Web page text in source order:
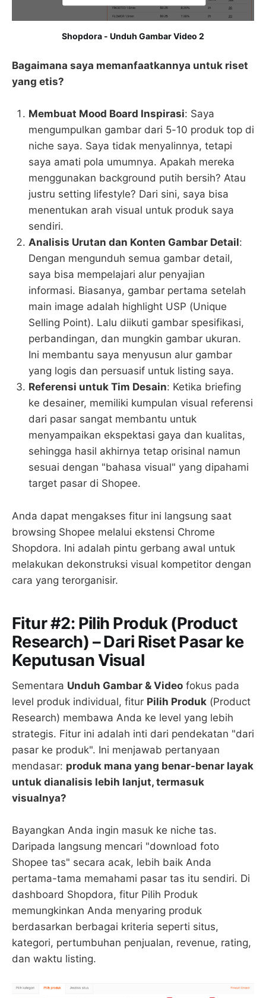
Shopdora - Unduh Gambar Video 2
Bagaimana saya memanfaatkannya untuk riset
yang etis?
Membuat Mood Board Inspirasi: Saya
mengumpulkan gambar dari 5-10 produk top di
niche saya. Saya tidak menyalinnya, tetapi
saya amati pola umumnya. Apakah mereka
menggunakan background putih bersih? Atau
justru setting lifestyle? Dari sini, saya bisa
menentukan arah visual untuk produk saya
sendiri.
Analisis Urutan dan Konten Gambar Detail:
Dengan mengunduh semua gambar detail,
saya bisa mempelajari alur penyajian
informasi. Biasanya, gambar pertama setelah
main image adalah highlight USP (Unique
Selling Point). Lalu diikuti gambar spesifikasi,
perbandingan, dan mungkin gambar ukuran.
Ini membantu saya menyusun alur gambar
yang logis dan persuasif untuk listing saya.
Referensi untuk Tim Desain: Ketika briefing
ke desainer, memiliki kumpulan visual referensi
dari pasar sangat membantu untuk
menyampaikan ekspektasi gaya dan kualitas,
sehingga hasil akhirnya tetap orisinal namun
sesuai dengan "bahasa visual" yang dipahami
target pasar di Shopee.
Anda dapat mengakses fitur ini langsung saat
browsing Shopee melalui ekstensi Chrome
Shopdora. Ini adalah pintu gerbang awal untuk
melakukan dekonstruksi visual kompetitor dengan
cara yang terorganisir.
Fitur #2: Pilih Produk (Product
Research) – Dari Riset Pasar ke
Keputusan Visual
Sementara Unduh Gambar & Video fokus pada
level produk individual, fitur Pilih Produk (Product
Research) membawa Anda ke level yang lebih
strategis. Fitur ini adalah inti dari pendekatan "dari
pasar ke produk". Ini menjawab pertanyaan
mendasar: produk mana yang benar-benar layak
untuk dianalisis lebih lanjut, termasuk
visualnya?
Bayangkan Anda ingin masuk ke niche tas.
Daripada langsung mencari "download foto
Shopee tas" secara acak, lebih baik Anda
pertama-tama memahami pasar tas itu sendiri. Di
dashboard Shopdora, fitur Pilih Produk
memungkinkan Anda menyaring produk
berdasarkan berbagai kriteria seperti situs,
kategori, pertumbuhan penjualan, revenue, rating,
dan waktu listing.